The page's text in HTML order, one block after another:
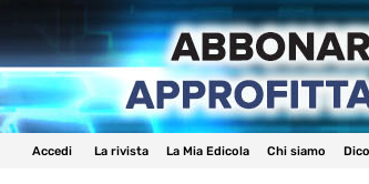
Accedi La rivista La Mia Edicola Chi siamo